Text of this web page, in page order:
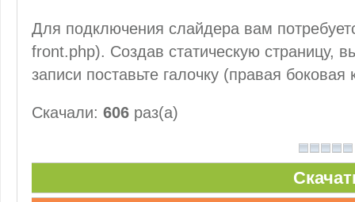
Для подключения слайдера вам
front.php). Создав статическую страницу,
записи поставьте галочку (правая
Скачали: 606 раз(а)